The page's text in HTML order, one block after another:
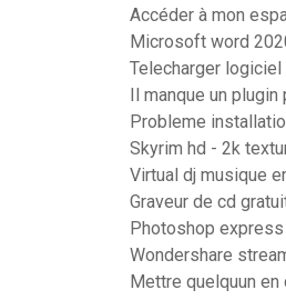
Accéder à mon
Microsoft word
Telecharger
Il manque un
Probleme
Skyrim hd - 2k
Virtual dj musique
Graveur de cd
Photoshop
Wondershare
Mettre quelquun